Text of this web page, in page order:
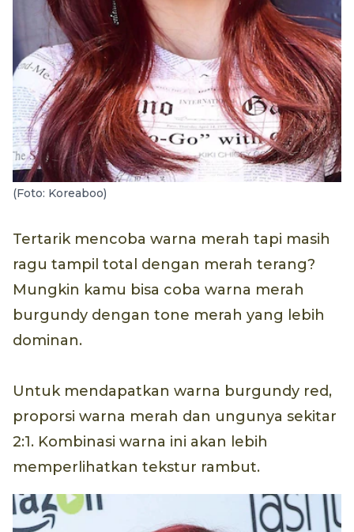
(Foto: Koreaboo)
Tertarik mencoba warna merah tapi masih
ragu tampil total dengan merah terang?
Mungkin kamu bisa coba warna merah
burgundy dengan tone merah yang lebih
dominan.
Untuk mendapatkan warna burgundy red,
proporsi warna merah dan ungunya sekitar
2:1. Kombinasi warna ini akan lebih
memperlihatkan tekstur rambut.